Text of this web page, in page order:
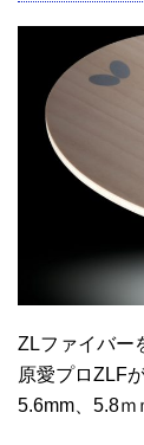
ZLファイバー
原愛プロZLF
5.6mm、5.8ｍ